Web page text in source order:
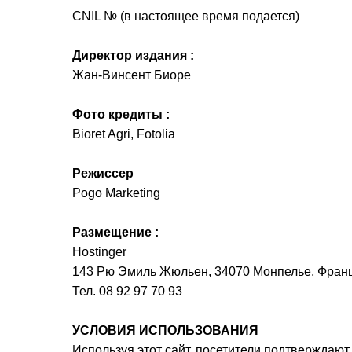
CNIL № (в настоящее время подается)
Директор издания :
Жан-Винсент Биоре
Фото кредиты :
Bioret Agri, Fotolia
Режиссер
Pogo Marketing
Размещение :
Hostinger
143 Рю Эмиль Жюльен, 34070 Монпелье,
Тел. 08 92 97 70 93
УСЛОВИЯ ИСПОЛЬЗОВАНИЯ